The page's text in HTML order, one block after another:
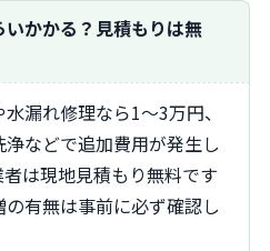
などで追加費用が発生し
は現地見積もり無料です
有無は事前に必ず確認し